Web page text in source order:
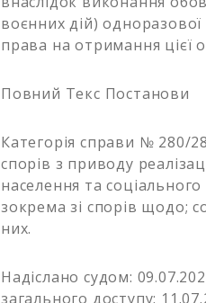
воєнних дій)
права на отримання цієї
Повний Текс Постанови
Категорія справи № 280/
спорів з приводу
населення та
зокрема зі спорів щодо;
них.
Надіслано судом:
загального доступу: